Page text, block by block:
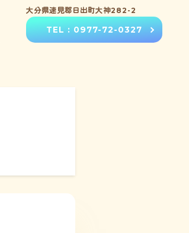
大分県速見郡日出町大神282-2
TEL : 0977-72-0327